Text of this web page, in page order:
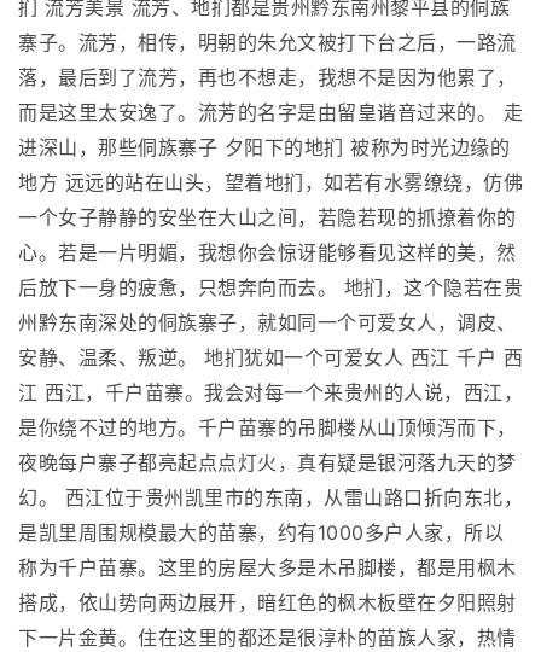
扪 流芳美景 流芳、地扪都是贵州黔东南州黎平县的侗族
寨子。流芳，相传，明朝的朱允文被打下台之后，一路流
落，最后到了流芳，再也不想走，我想不是因为他累了，
而是这里太安逸了。流芳的名字是由留皇谐音过来的。 走
进深山，那些侗族寨子 夕阳下的地扪 被称为时光边缘的
地方 远远的站在山头，望着地扪，如若有水雾缭绕，仿佛
一个女子静静的安坐在大山之间，若隐若现的抓撩着你的
心。若是一片明媚，我想你会惊讶能够看见这样的美，然
后放下一身的疲惫，只想奔向而去。 地扪，这个隐若在贵
州黔东南深处的侗族寨子，就如同一个可爱女人，调皮、
安静、温柔、叛逆。 地扪犹如一个可爱女人 西江 千户 西
江 西江，千户苗寨。我会对每一个来贵州的人说，西江，
是你绕不过的地方。千户苗寨的吊脚楼从山顶倾泻而下，
夜晚每户寨子都亮起点点灯火，真有疑是银河落九天的梦
幻。 西江位于贵州凯里市的东南，从雷山路口折向东北，
是凯里周围规模最大的苗寨，约有1000多户人家，所以
称为千户苗寨。这里的房屋大多是木吊脚楼，都是用枫木
搭成，依山势向两边展开，暗红色的枫木板壁在夕阳照射
下一片金黄。住在这里的都还是很淳朴的苗族人家，热情